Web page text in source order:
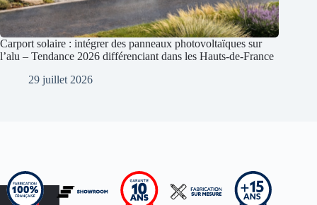
Carport solaire : intégrer des panneaux photovoltaïques sur
l’alu – Tendance 2026 différenciant dans les Hauts-de-France
29 juillet 2026